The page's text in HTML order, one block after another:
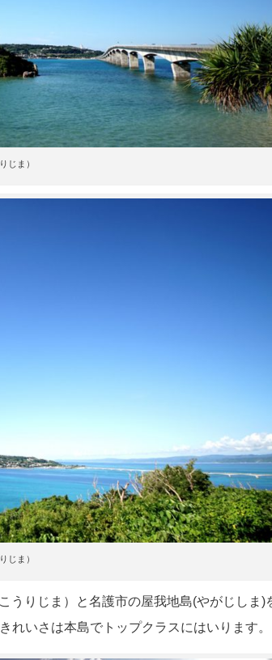
じま）
じま）
うりじま）と名護市の屋我地島(やがじしま)
いさは本島でトップクラスにはいります。